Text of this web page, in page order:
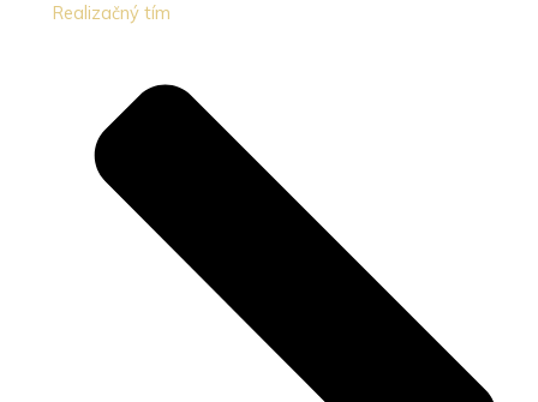
Realizačný tím